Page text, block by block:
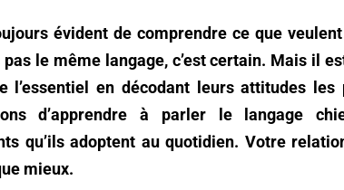
évident de comprendre ce que
pas le même langage, c’est certain. Mais il
l’essentiel en décodant leurs attitudes les
d’apprendre à parler le langage
qu’ils adoptent au quotidien. Votre
mieux.